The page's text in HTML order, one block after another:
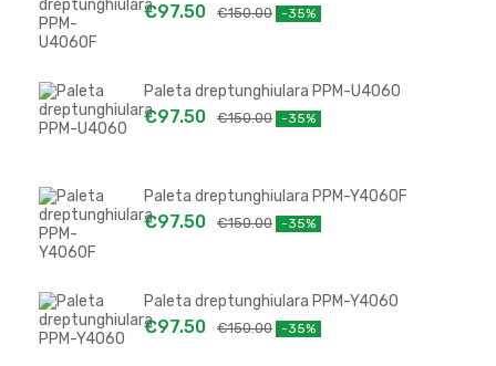
€150.00
€97.50 -35%
Paleta dreptunghiulara PPM-U4060
€150.00
€97.50 -35%
Paleta dreptunghiulara PPM-Y4060F
€150.00
€97.50 -35%
Paleta dreptunghiulara PPM-Y4060
€150.00
€97.50 -35%